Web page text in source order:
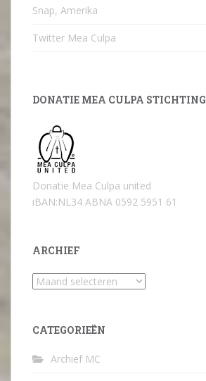
Snap, Amerika
Twitter Mea Culpa
DONATIE MEA CULPA STICHTING
Donatie Mea Culpa united
iBAN:NL34 ABNA 0592 5951 61
ARCHIEF
Archief
CATEGORIEËN
Archief MC